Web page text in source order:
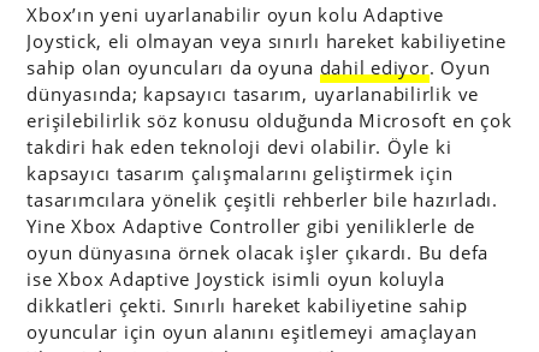
Xbox’ın yeni uyarlanabilir oyun kolu Adaptive
Joystick, eli olmayan veya sınırlı hareket kabiliyetine
sahip olan oyuncuları da oyuna dahil ediyor. Oyun
dünyasında; kapsayıcı tasarım, uyarlanabilirlik ve
erişilebilirlik söz konusu olduğunda Microsoft en çok
takdiri hak eden teknoloji devi olabilir. Öyle ki
kapsayıcı tasarım çalışmalarını geliştirmek için
tasarımcılara yönelik çeşitli rehberler bile hazırladı.
Yine Xbox Adaptive Controller gibi yeniliklerle de
oyun dünyasına örnek olacak işler çıkardı. Bu defa
ise Xbox Adaptive Joystick isimli oyun koluyla
dikkatleri çekti. Sınırlı hareket kabiliyetine sahip
oyuncular için oyun alanını eşitlemeyi amaçlayan